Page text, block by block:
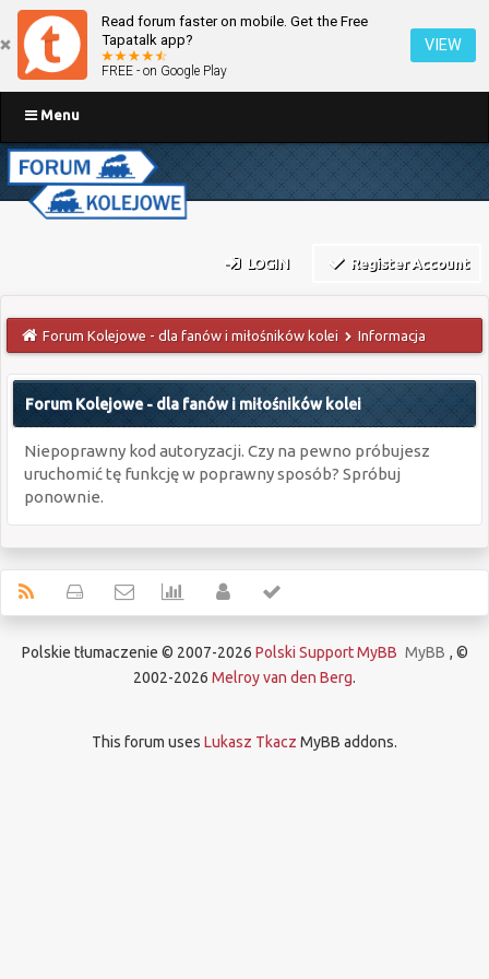
Read forum faster on mobile. Get the Free
Tapatalk app?
FREE - on Google Play
VIEW
Menu
LOGIN Register Account
Forum Kolejowe - dla fanów i miłośników kolei Informacja
Forum Kolejowe - dla fanów i miłośników kolei
Niepoprawny kod autoryzacji. Czy na pewno próbujesz
uruchomić tę funkcję w poprawny sposób? Spróbuj
ponownie.
Polskie tłumaczenie © 2007-2026 Polski Support MyBB MyBB , ©
2002-2026 Melroy van den Berg.
This forum uses Lukasz Tkacz MyBB addons.